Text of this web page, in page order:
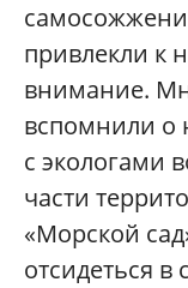
привлекли к
внимание.
вспомнили о
с экологами
части
«Морской
отсидеться в